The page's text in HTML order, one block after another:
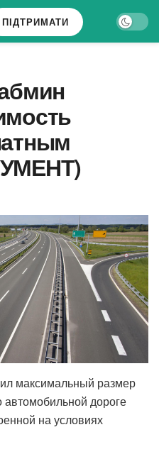
ПІДТРИМАТИ
максимальный размер
дороге
на условиях